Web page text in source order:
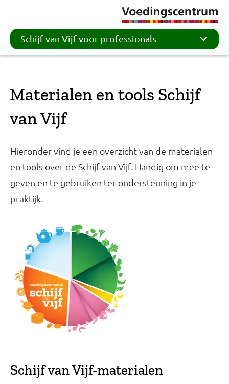
Schijf van Vijf voor professionals
Materialen en tools Schijf
van Vijf
Hieronder vind je een overzicht van de materialen
en tools over de Schijf van Vijf. Handig om mee te
geven en te gebruiken ter ondersteuning in je
praktijk.
Schijf van Vijf-materialen